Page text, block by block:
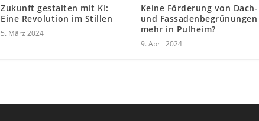
Zukunft gestalten mit KI:
Eine Revolution im Stillen
5. März 2024
Keine Förderung von Dach-
und Fassadenbegrünungen
mehr in Pulheim?
9. April 2024